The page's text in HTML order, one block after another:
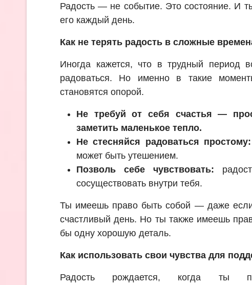
Радость — не событие. Это состояние. И
его каждый день.
Как не терять радость в сложные
Иногда кажется, что в трудный период
радоваться. Но именно в такие
становятся опорой.
Не требуй от себя счастья —
заметить маленькое тепло.
Не стесняйся радоваться простому:
может быть утешением.
Позволь себе чувствовать:
сосуществовать внутри тебя.
Ты имеешь право быть собой — даже
счастливый день. Но ты также имеешь
бы одну хорошую деталь.
Как использовать свои чувства для
Радость рождается, когда ты